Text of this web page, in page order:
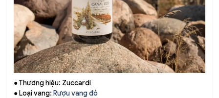
● Thương hiệu: Zuccardi
● Loại vang: Rượu vang đỏ